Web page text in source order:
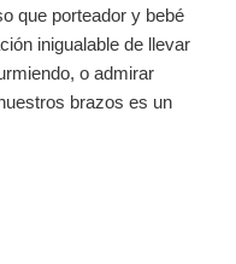
que porteador y bebé
inigualable de llevar
o admirar
brazos es un